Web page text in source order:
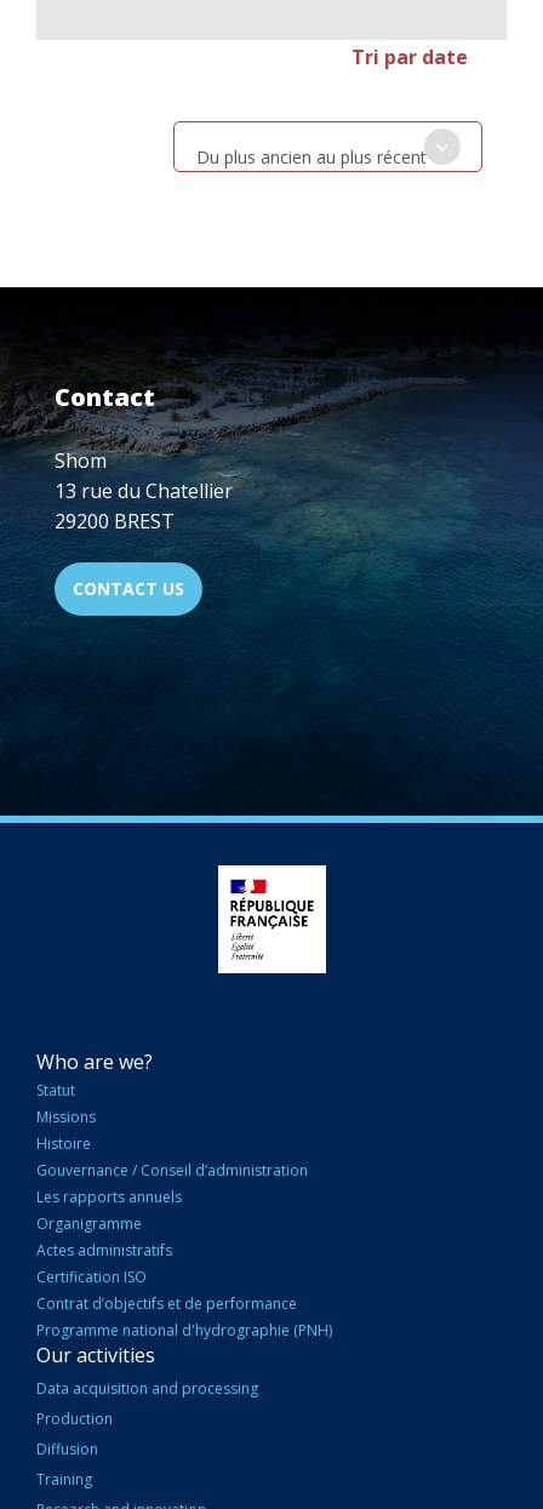
Tri par date
Du plus ancien au plus récent
Contact
Shom
13 rue du Chatellier
29200 BREST
CONTACT US
NAVIGATION
PRINCIPALE
Who are we?
Statut
Missions
Histoire
Gouvernance / Conseil d’administration
Les rapports annuels
Organigramme
Actes administratifs
Certification ISO
Contrat d’objectifs et de performance
Programme national d'hydrographie (PNH)
Our activities
Data acquisition and processing
Production
Diffusion
Training